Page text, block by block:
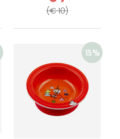
(€ 10)